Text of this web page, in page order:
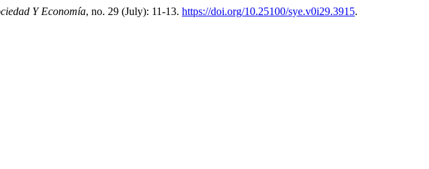
Y Economía, no. 29 (July): 11-13. https://doi.org/10.25100/sye.v0i29.3915.